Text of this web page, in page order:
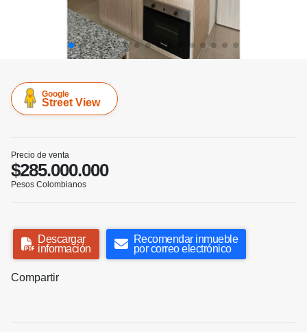
Google
Street View
Precio de venta
$285.000.000
Pesos Colombianos
Descargar
información
Recomendar inmueble
por correo electrónico
Compartir